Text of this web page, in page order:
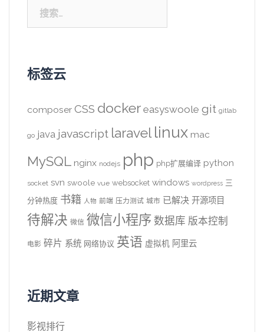
索：
标签云
composer CSS docker easyswoole git gitlab
go java javascript laravel linux mac
MySQL nginx nodejs php php扩展编译 python
socket svn swoole vue websocket windows wordpress 三
分钟热度 书籍 人物 前端 压力测试 城市 已解决 开源项目
待解决 微信 微信小程序 数据库 版本控制
电影 碎片 系统 网络协议 英语 虚拟机 阿里云
近期文章
影视排行